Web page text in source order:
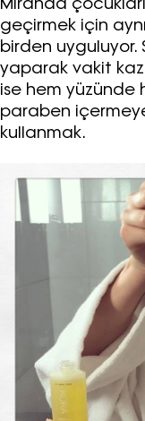
vogue
sırları ve
haberdar
Miranda
geçirmek için
birden uyguluyor.
yaparak vakit
ise hem yüzünde
paraben
kullanmak.